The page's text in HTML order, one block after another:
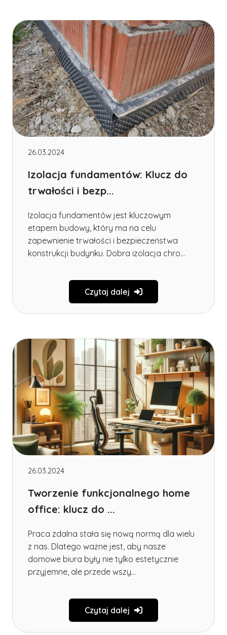
26.03.2024
Izolacja fundamentów: Klucz do
trwałości i bezp...
Izolacja fundamentów jest kluczowym
etapem budowy, który ma na celu
zapewnienie trwałości i bezpieczeństwa
konstrukcji budynku. Dobra izolacja chro...
Czytaj dalej
26.03.2024
Tworzenie funkcjonalnego home
office: klucz do ...
Praca zdalna stała się nową normą dla wielu
z nas. Dlatego ważne jest, aby nasze
domowe biura były nie tylko estetycznie
przyjemne, ale przede wszy...
Czytaj dalej